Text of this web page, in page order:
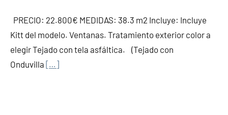
PRECIO: 22.800€ MEDIDAS: 38.3 m2 Incluye: Incluye
Kitt del modelo. Ventanas. Tratamiento exterior color a
elegir Tejado con tela asfáltica. (Tejado con
Onduvilla […]